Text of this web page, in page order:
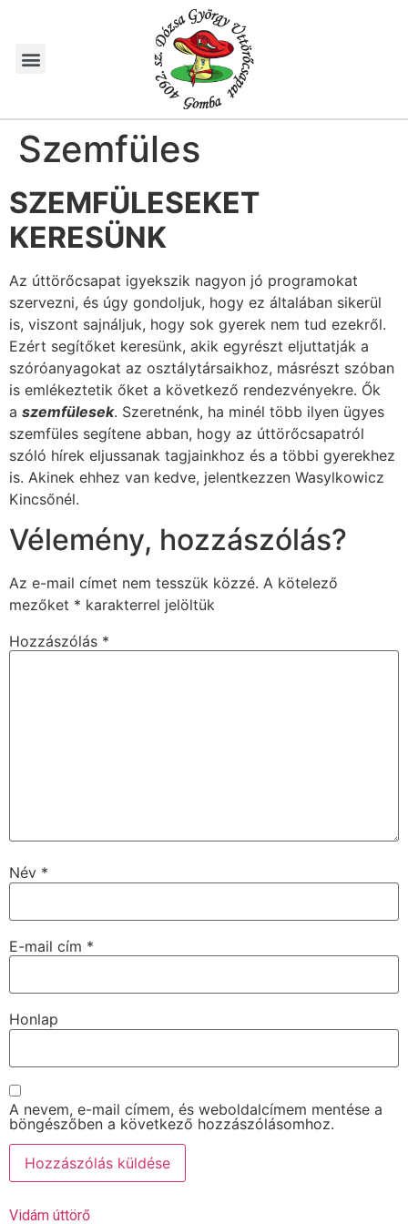
Szemfüles
SZEMFÜLESEKET
KERESÜNK
Az úttörőcsapat igyekszik nagyon jó programokat
szervezni, és úgy gondoljuk, hogy ez általában sikerül
is, viszont sajnáljuk, hogy sok gyerek nem tud ezekről.
Ezért segítőket keresünk, akik egyrészt eljuttatják a
szóróanyagokat az osztálytársaikhoz, másrészt szóban
is emlékeztetik őket a következő rendezvényekre. Ők
a szemfülesek. Szeretnénk, ha minél több ilyen ügyes
szemfüles segítene abban, hogy az úttörőcsapatról
szóló hírek eljussanak tagjainkhoz és a többi gyerekhez
is. Akinek ehhez van kedve, jelentkezzen Wasylkowicz
Kincsőnél.
Vélemény, hozzászólás?
Az e-mail címet nem tesszük közzé. A kötelező
mezőket * karakterrel jelöltük
Hozzászólás *
Név *
E-mail cím *
Honlap
A nevem, e-mail címem, és weboldalcímem mentése a
böngészőben a következő hozzászólásomhoz.
Vidám úttörő